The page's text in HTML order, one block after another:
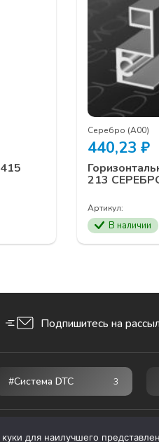
Серебро (А00)
440,23 ₽
213
Артикул:
В наличии
Подпишитесь на
#Система DTC 3
комплектующие
для наилучшего